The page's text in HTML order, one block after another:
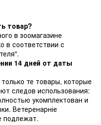
товар?
в зоомагазине
в соответствии с
14 дней от даты
те товары, которые
следов использования:
укомплектован и
Ветеренарніе
подлежат.